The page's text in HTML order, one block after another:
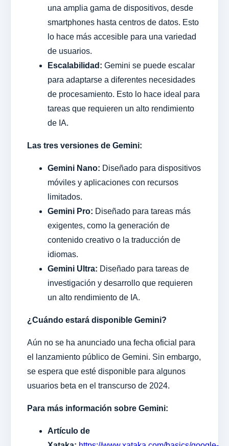
una amplia gama de dispositivos, desde
smartphones hasta centros de datos. Esto
lo hace más accesible para una variedad
de usuarios.
Escalabilidad: Gemini se puede escalar
para adaptarse a diferentes necesidades
de procesamiento. Esto lo hace ideal para
tareas que requieren un alto rendimiento
de IA.
Las tres versiones de Gemini:
Gemini Nano: Diseñado para dispositivos
móviles y aplicaciones con recursos
limitados.
Gemini Pro: Diseñado para tareas más
exigentes, como la generación de
contenido creativo o la traducción de
idiomas.
Gemini Ultra: Diseñado para tareas de
investigación y desarrollo que requieren
un alto rendimiento de IA.
¿Cuándo estará disponible Gemini?
Aún no se ha anunciado una fecha oficial para
el lanzamiento público de Gemini. Sin embargo,
se espera que esté disponible para algunos
usuarios beta en el transcurso de 2024.
Para más información sobre Gemini:
Artículo de